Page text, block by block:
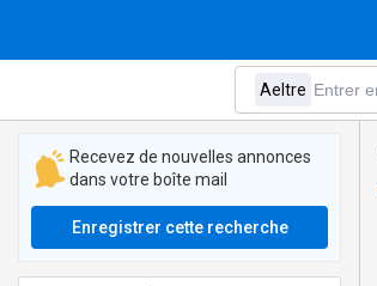
Recevez de nouvelles annonces
dans votre boîte mail
Enregistrer cette recherche